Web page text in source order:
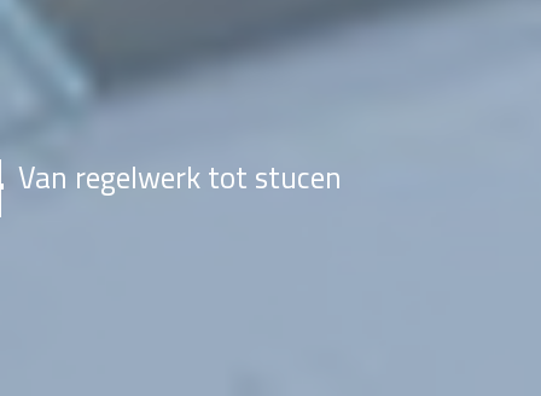
Van regelwerk tot stucen